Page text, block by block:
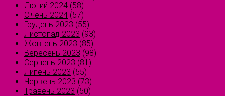
Лютий 2024 (58)
Січень 2024 (57)
Грудень 2023 (55)
Листопад 2023 (93)
Жовтень 2023 (85)
Вересень 2023 (98)
Серпень 2023 (81)
Липень 2023 (55)
Червень 2023 (73)
Травень 2023 (50)